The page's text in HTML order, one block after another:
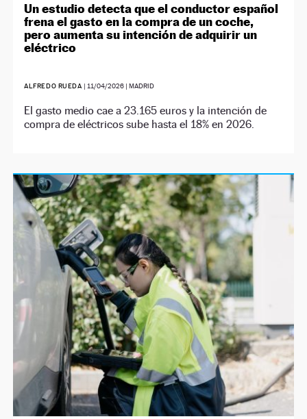
Un estudio detecta que el conductor español
frena el gasto en la compra de un coche,
pero aumenta su intención de adquirir un
eléctrico
ALFREDO RUEDA | 11/04/2026| MADRID
El gasto medio cae a 23.165 euros y la intención de
compra de eléctricos sube hasta el 18% en 2026.